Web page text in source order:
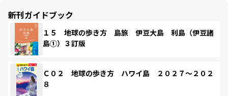
新刊ガイドブック
１５ 地球の歩き方 島旅 伊豆大島 利島（伊豆諸
島①）３訂版
Ｃ０２ 地球の歩き方 ハワイ島 ２０２７～２０２
８